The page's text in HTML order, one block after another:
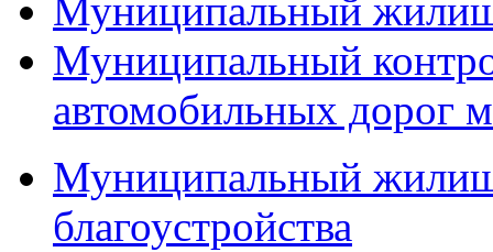
Муниципальный
Муниципальный
автомобильных дорог
Муниципальный
благоустройства